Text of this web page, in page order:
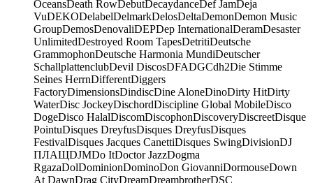
OceansDeath RowDebutDecaydanceDef JamDeja
VuDEKODelabelDelmarkDelosDeltaDemonDemon Music
GroupDemosDenovaliDEPDep InternationalDeramDesaster
UnlimitedDestroyed Room TapesDetritiDeutsche
GrammophonDeutsche Harmonia MundiDeutscher
SchallplattenclubDevil DiscosDFADGCdh2Die Stimme
Seines HerrnDifferentDiggers
FactoryDimensionsDindiscDine AloneDinoDirty HitDirty
WaterDisc JockeyDischordDiscipline Global MobileDisco
DogeDisco HalalDiscomDiscophonDiscoveryDiscreetDisque
PointuDisques DreyfusDisques DreyfusDisques
FestivalDisques Jacques CanettiDisques SwingDivisionDJ
ПЛАЩDJMDo ItDoctor JazzDogma
RgazaDolDominionDominoDon GiovanniDormouseDown
At DawnDrag CityDreamDreambrotherDSC